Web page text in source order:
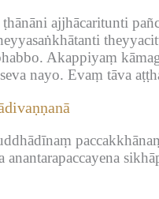
ṭhānāni ajjhācaritunti
Akappiyaṃ
nayo. Evaṃ tāva
anantarapaccayena